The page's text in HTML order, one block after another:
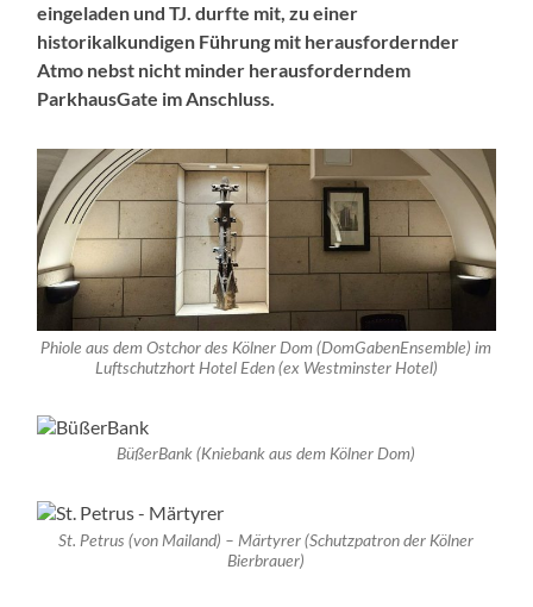
eingeladen und TJ. durfte mit, zu einer
historikalkundigen Führung mit herausfordernder
Atmo nebst nicht minder herausforderndem
ParkhausGate im Anschluss.
Phiole aus dem Ostchor des Kölner Dom (DomGabenEnsemble) im
Luftschutzhort Hotel Eden (ex Westminster Hotel)
BüßerBank (Kniebank aus dem Kölner Dom)
St. Petrus (von Mailand) – Märtyrer (Schutzpatron der Kölner
Bierbrauer)